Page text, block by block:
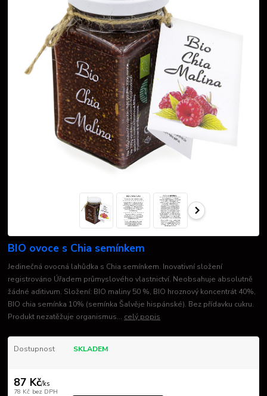
BIO ovoce s Chia semínkem
Jedinečná ovocná lahůdka s Chia semínkem. Inovativní složení
registrováno Úřadem průmyslového vlastnictví. Neobsahuje absolutně
žádné aditivum. Složení: BIO maliny 50 %, BIO hroznový koncentrát 40%,
BIO chia semínka 10% (semínka Šalvěje hispánské). Bez přídavku cukru.
Produkt nezatěžuje organismus... celý popis
Dostupnost SKLADEM
87 Kč/ks
78 Kč bez DPH